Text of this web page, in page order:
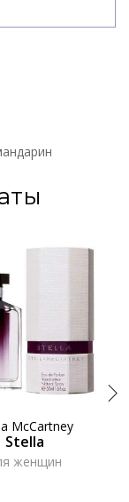
McCartney
Stella
женщин